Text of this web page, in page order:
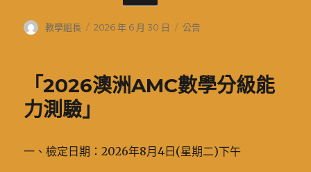
作
教學組長
發
2026 年 6 月 30 日
分
公告
「2026澳洲AMC數學分級能
力測驗」
一、檢定日期：2026年8月4日(星期二)下午